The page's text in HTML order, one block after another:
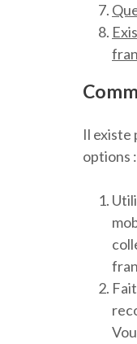
Il existe
options :